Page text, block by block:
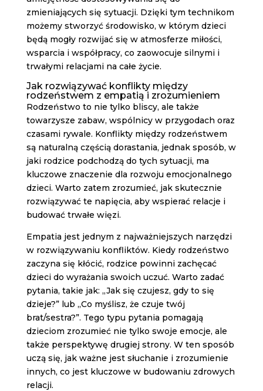
zmieniających się sytuacji. Dzięki tym technikom
możemy stworzyć środowisko, w którym dzieci
będą mogły rozwijać się w atmosferze miłości,
wsparcia i współpracy, co zaowocuje silnymi i
trwałymi relacjami na całe życie.
Jak rozwiązywać konflikty między
rodzeństwem z empatią i zrozumieniem
Rodzeństwo to nie tylko bliscy, ale także
towarzysze zabaw, wspólnicy w przygodach oraz
czasami rywale. Konflikty między rodzeństwem
są naturalną częścią dorastania, jednak sposób, w
jaki rodzice podchodzą do tych sytuacji, ma
kluczowe znaczenie dla rozwoju emocjonalnego
dzieci. Warto zatem zrozumieć, jak skutecznie
rozwiązywać te napięcia, aby wspierać relacje i
budować trwałe więzi.
Empatia jest jednym z najważniejszych narzędzi
w rozwiązywaniu konfliktów. Kiedy rodzeństwo
zaczyna się kłócić, rodzice powinni zachęcać
dzieci do wyrażania swoich uczuć. Warto zadać
pytania, takie jak: „Jak się czujesz, gdy to się
dzieje?” lub „Co myślisz, że czuje twój
brat/sestra?”. Tego typu pytania pomagają
dzieciom zrozumieć nie tylko swoje emocje, ale
także perspektywę drugiej strony. W ten sposób
uczą się, jak ważne jest słuchanie i zrozumienie
innych, co jest kluczowe w budowaniu zdrowych
relacji.